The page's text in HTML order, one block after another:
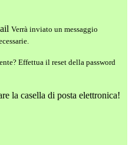
Verrà inviato un messaggio
Effettua il reset della password
la casella di posta elettronica!